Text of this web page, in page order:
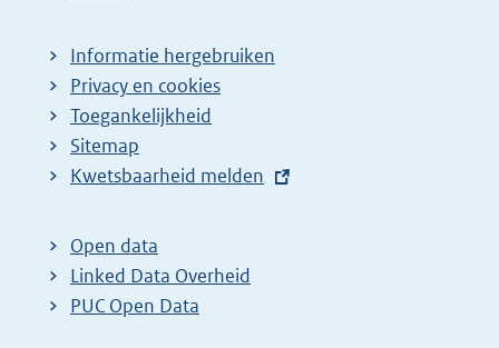
Informatie hergebruiken
Privacy en cookies
Toegankelijkheid
Sitemap
E
t
e
r
Kwetsbaarheid melden
Open data
Linked Data Overheid
PUC Open Data